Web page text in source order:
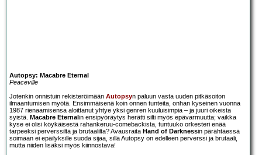
Autopsy: Macabre Eternal
Peaceville
Jotenkin onnistuin rekisteröimään Autopsyn paluun vasta uuden pitkäsoiton
ilmaantumisen myötä. Ensimmäisenä koin onnen tunteita, onhan kyseinen vuonna
1987 rienaamisensa aloittanut yhtye yksi genren kuuluisimpia – ja juuri oikeista
syistä. Macabre Eternalin ensipyöräytys herätti silti myös epävarmuutta; vaikka
kyse ei olisi köykäisestä rahankeruu-comebackista, tuntuuko orkesteri enää
tarpeeksi perverssiltä ja brutaalilta? Avausraita Hand of Darknessin pärähtäessä
soimaan ei epäilyksille suoda sijaa, sillä Autopsy on edelleen perverssi ja brutaali,
mutta niiden lisäksi myös kiinnostava!